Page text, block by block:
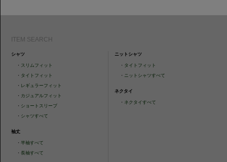
ITEM SEARCH
シャツ
・ スリムフィット
・ タイトフィット
・ レギュラーフィット
・ カジュアルフィット
・ ショートスリーブ
・ シャツすべて
袖丈
・半袖すべて
・長袖すべて
ニットシャツ
・ タイトフィット
・ ニットシャツすべて
ネクタイ
・ ネクタイすべて